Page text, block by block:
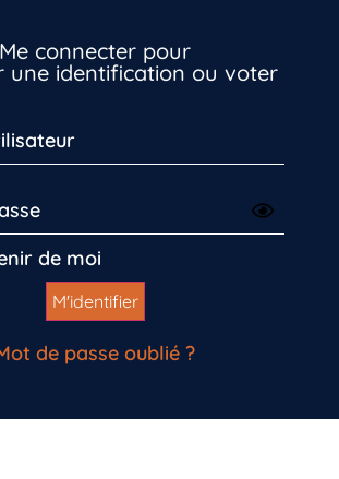
Me connecter pour
une identification ou voter
de moi
de passe oublié ?